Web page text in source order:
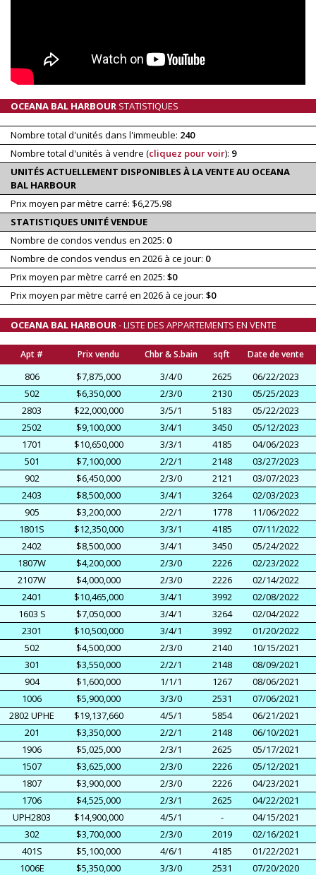
OCEANA BAL HARBOUR STATISTIQUES
Nombre total d'unités dans l'immeuble: 240
Nombre total d'unités à vendre (cliquez pour voir): 9
UNITÉS ACTUELLEMENT DISPONIBLES À LA VENTE AU OCEANA
BAL HARBOUR
Prix moyen par mètre carré: $6,275.98
STATISTIQUES UNITÉ VENDUE
Nombre de condos vendus en 2025: 0
Nombre de condos vendus en 2026 à ce jour: 0
Prix moyen par mètre carré en 2025: $0
Prix moyen par mètre carré en 2026 à ce jour: $0
OCEANA BAL HARBOUR- LISTE DES APPARTEMENTS EN VENTE
Apt # Prix vendu Chbr & S.bain sqft Date de vente
806 $7,875,000 3/4/0 2625
06/22/2023
502
$6,350,000 2/3/0 2130
05/25/2023
2803
$22,000,000 3/5/1 5183
05/22/2023
2502
$9,100,000 3/4/1 3450
05/12/2023
1701
$10,650,000 3/3/1 4185
04/06/2023
501
$7,100,000 2/2/1 2148
03/27/2023
902
$6,450,000 2/3/0 2121
03/07/2023
2403
$8,500,000 3/4/1 3264
02/03/2023
905
$3,200,000 2/2/1 1778
11/06/2022
1801S
$12,350,000 3/3/1 4185
07/11/2022
2402
$8,500,000 3/4/1 3450
05/24/2022
1807W
$4,200,000 2/3/0 2226
02/23/2022
2107W
$4,000,000 2/3/0 2226
02/14/2022
2401
$10,465,000 3/4/1 3992
02/08/2022
1603 S
$7,050,000 3/4/1 3264
02/04/2022
2301
$10,500,000 3/4/1 3992
01/20/2022
502
$4,500,000 2/3/0 2140
10/15/2021
301
$3,550,000 2/2/1 2148
08/09/2021
904
$1,600,000 1/1/1 1267
08/06/2021
1006
$5,900,000 3/3/0 2531
07/06/2021
2802 UPHE
$19,137,660 4/5/1 5854
06/21/2021
201
$3,350,000 2/2/1 2148
06/10/2021
1906
$5,025,000 2/3/1 2625
05/17/2021
1507
$3,625,000 2/3/0 2226
05/12/2021
1807
$3,900,000 2/3/0 2226
04/23/2021
1706
$4,525,000 2/3/1 2625
04/22/2021
UPH2803
$14,900,000 4/5/1 -
04/15/2021
302
$3,700,000 2/3/0 2019
02/16/2021
401S
$5,100,000 4/6/1 4185
01/22/2021
1006E
$5,350,000 3/3/0 2531
07/20/2020